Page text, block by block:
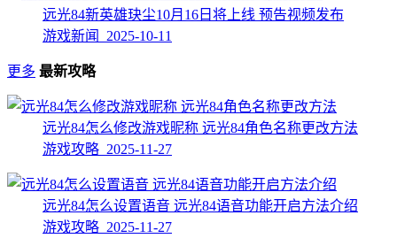
远光84新英雄玦尘10月16日将上线 预告视频发布
游戏新闻 2025-10-11
更多 最新攻略
远光84怎么修改游戏昵称 远光84角色名称更改方法
游戏攻略 2025-11-27
远光84怎么设置语音 远光84语音功能开启方法介绍
游戏攻略 2025-11-27